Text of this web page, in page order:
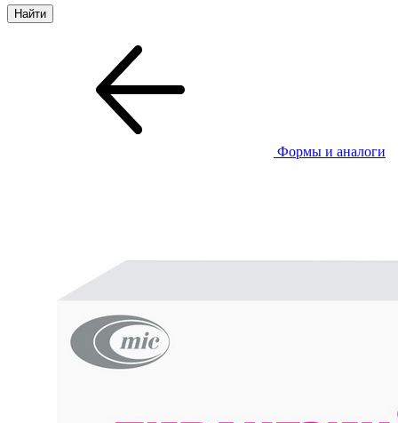
Формы и аналоги